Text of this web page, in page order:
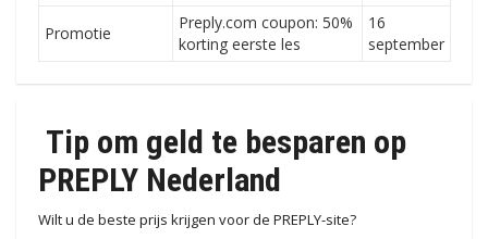
Promotie
Preply.com coupon: 50%
korting eerste les
16
september
Tip om geld te besparen op
PREPLY Nederland
Wilt u de beste prijs krijgen voor de PREPLY-site?